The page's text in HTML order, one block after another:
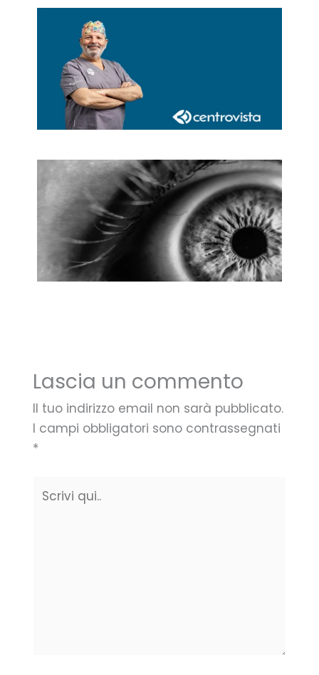
Lascia un commento
Il tuo indirizzo email non sarà pubblicato.
I campi obbligatori sono contrassegnati
*
qui..